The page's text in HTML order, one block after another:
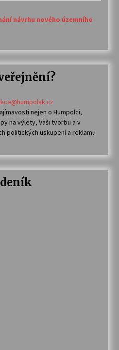
návrhu nového územního
nejen o Humpolci,
na výlety, Vaši tvorbu a v
politických uskupení a reklamu